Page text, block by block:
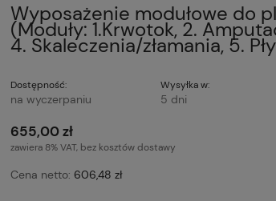
Wyposażenie modułowe do
(Moduły: 1.Krwotok, 2.
4. Skaleczenia/złamania, 5.
Dostępność:
na wyczerpaniu
Wysyłka w:
5 dni
655,00 zł
zawiera 8% VAT, bez kosztów dostawy
Cena netto: 606,48 zł